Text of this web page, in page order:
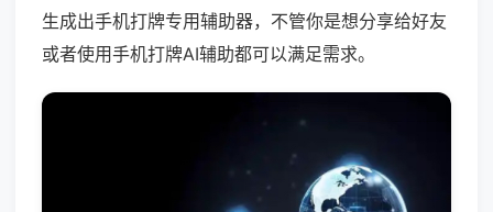
生成出手机打牌专用辅助器，不管你是想分享给好友
或者使用手机打牌AI辅助都可以满足需求。